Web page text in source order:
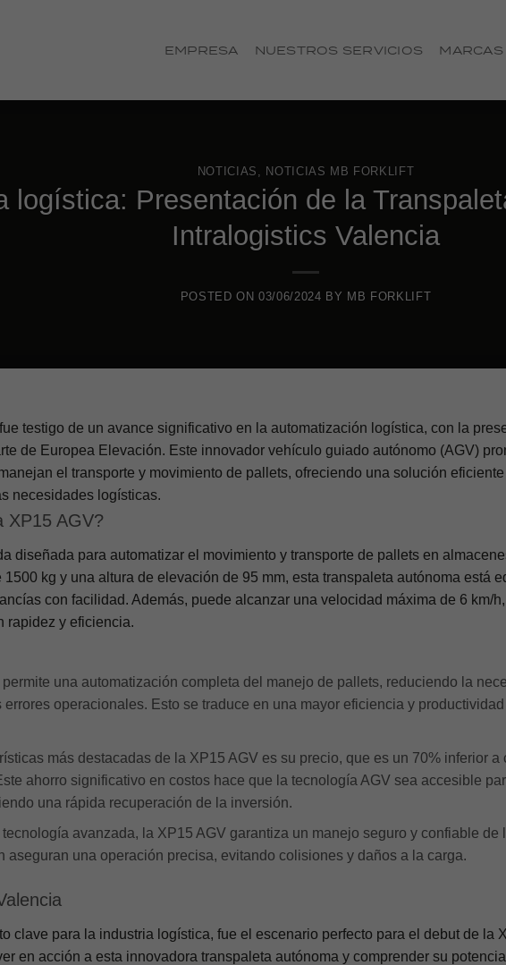
EMPRESA NUESTROS SERVICIOS
NOTICIAS NOTICIAS MB FORKLIFT
logística: Presentación de la
Intralogistics Valencia
POSTED ON03/06/2024 BY MB FORKLIFT
testigo de un avance significativo en la automatización logística, con la
de Europea Elevación. Este innovador vehículo guiado autónomo (AGV)
el transporte y movimiento de pallets, ofreciendo una solución
necesidades logísticas.
XP15 AGV?
diseñada para automatizar el movimiento y transporte de pallets en
kg y una altura de elevación de 95 mm, esta transpaleta autónoma está
con facilidad. Además, puede alcanzar una velocidad máxima de 6 km/
rapidez y eficiencia.
permite una automatización completa del manejo de pallets, reduciendo la
operacionales. Esto se traduce en una mayor eficiencia y productividad
más destacadas de la XP15 AGV es su precio, que es un 70% inferior a
ahorro significativo en costos hace que la tecnología AGV sea accesible
una rápida recuperación de la inversión.
avanzada, la XP15 AGV garantiza un manejo seguro y confiable de
aseguran una operación precisa, evitando colisiones y daños a la carga.
clave para la industria logística, fue el escenario perfecto para el debut de la
en acción a esta innovadora transpaleta autónoma y comprender su